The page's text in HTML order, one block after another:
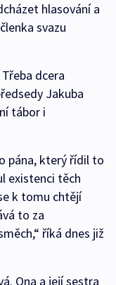
hlasování a
svazu
dcera
Jakuba
tábor i
pána, který řídil to
existenci těch
k tomu chtějí
to za
říká dnes již
Ona a její sestra